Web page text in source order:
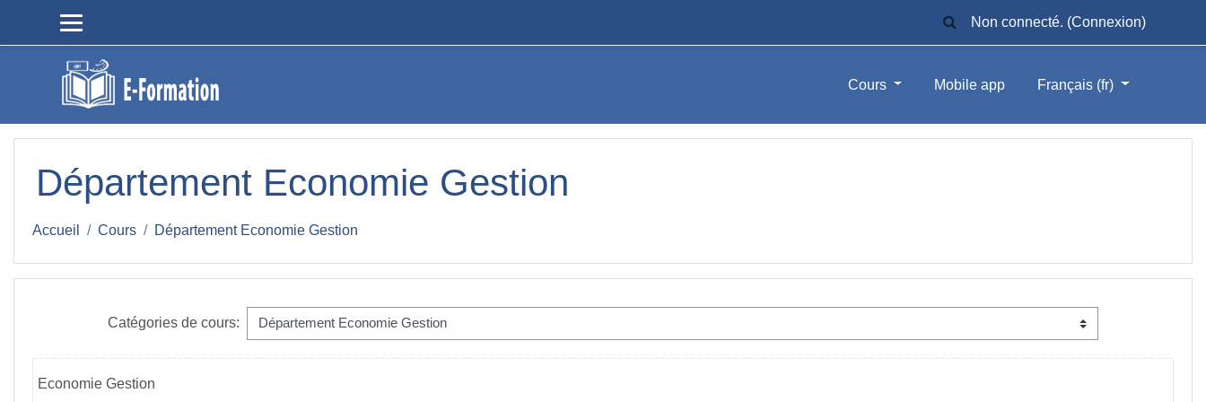
ACTIVER/DÉSACTIVER LA SAISIE DE
Non connecté. (Connexion)
Cours Mobile app Français ‎(fr)‎
Département Economie Gestion
Accueil Cours Département Economie Gestion
Catégories de cours:
Economie Gestion